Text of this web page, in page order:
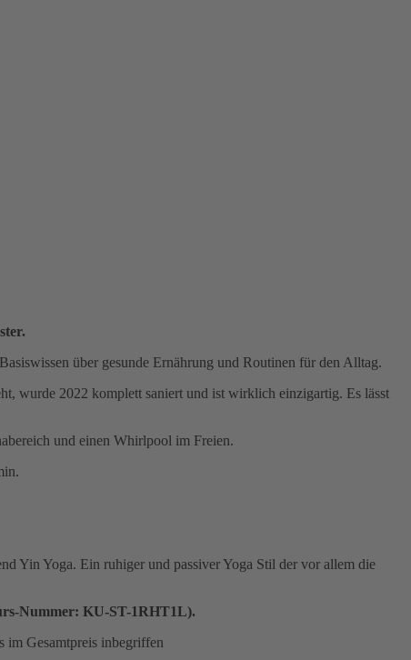
über gesunde Ernährung und Routinen für den Alltag.
wurde 2022 komplett saniert und ist wirklich einzigartig. Es lässt
und einen Whirlpool im Freien.
Yin Yoga. Ein ruhiger und passiver Yoga Stil der vor allem die
Nummer: KU-ST-1RHT1L).
im Gesamtpreis inbegriffen